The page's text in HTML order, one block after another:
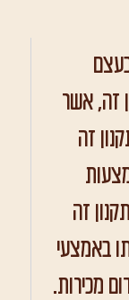
זה, אשר
זה
זה
באמצעי
מכירות.